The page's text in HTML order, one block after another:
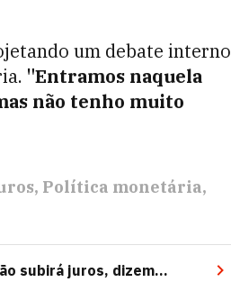
um debate interno
"Entramos naquela
não tenho muito
Política monetária
subirá juros, dizem